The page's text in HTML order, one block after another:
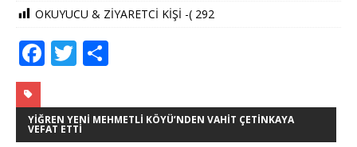
OKUYUCU & ZİYARETCİ KİŞİ -( 292
F
c
e
T
it
te
ar
e
YIĞREN YENI MEHMETLI KÖYÜ’NDEN VAHIT ÇETINKAYA
VEFAT ETTI